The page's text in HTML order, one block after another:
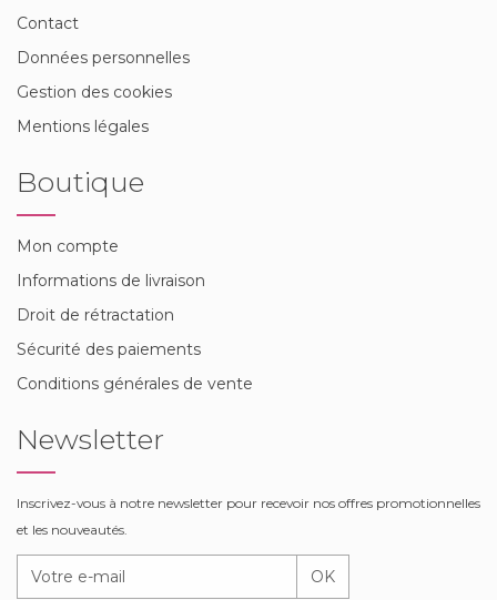
Contact
Données personnelles
Gestion des cookies
Mentions légales
Boutique
Mon compte
Informations de livraison
Droit de rétractation
Sécurité des paiements
Conditions générales de vente
Newsletter
Inscrivez-vous à notre newsletter pour recevoir nos offres promotionnelles
et les nouveautés.
OK